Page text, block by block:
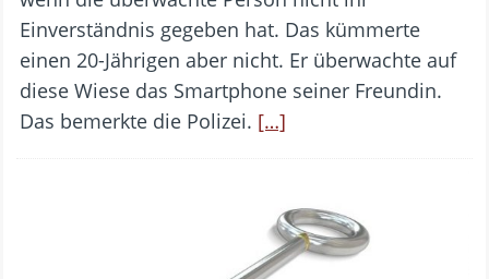
Einverständnis gegeben hat. Das kümmerte
einen 20-Jährigen aber nicht. Er überwachte auf
diese Wiese das Smartphone seiner Freundin.
Das bemerkte die Polizei. […]